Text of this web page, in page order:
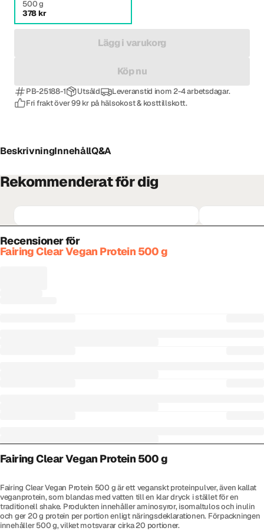
500 g
378 kr
Lägg i varukorg
Köp nu
PB-25188-1 Utsåld
Leveranstid inom 2-4 arbetsdagar.
Fri frakt över 99 kr på hälsokost & kosttillskott.
BeskrivningInnehållQ&A
Rekommenderat för dig
Recensioner för
Fairing Clear Vegan Protein 500 g
Fairing Clear Vegan Protein 500 g
Fairing Clear Vegan Protein 500 g är ett veganskt proteinpulver, även kallat
veganprotein, som blandas med vatten till en klar dryck i stället för en
traditionell shake. Produkten innehåller aminosyror, isomaltulos och inulin
och ger 20 g protein per portion enligt näringsdeklarationen. Förpackningen
innehåller 500 g, vilket motsvarar cirka 20 portioner.